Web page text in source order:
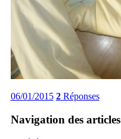
06/01/2015 2Réponses
Navigation des articles